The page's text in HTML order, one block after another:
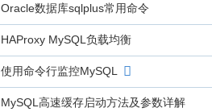
Oracle数据库sqlplus常用命令
HAProxy MySQL负载均衡
使用命令行监控MySQL
MySQL高速缓存启动方法及参数详解